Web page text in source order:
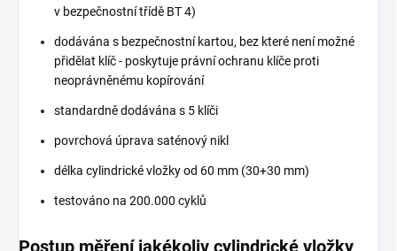
v bezpečnostní třídě BT 4)
dodávána s bezpečnostní kartou, bez které není možné
přidělat klíč - poskytuje právní ochranu klíče proti
neoprávněnému kopírování
standardně dodávána s 5 klíči
povrchová úprava saténový nikl
délka cylindrické vložky od 60 mm (30+30 mm)
testováno na 200.000 cyklů
Postup měření jakékoliv cylindrické vložky